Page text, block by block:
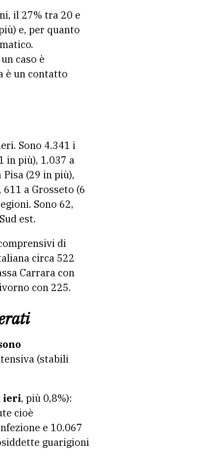
il 27% tra 20 e
e, per quanto
caso è
è un contatto
Sono 4.341 i
in più), 1.037 a
(29 in più),
a Grosseto (6
Sono 62,
est.
di
circa 522
Carrara con
con 225.
(stabili
ieri, più 0,8%):
cioè
e 10.067
guarigioni